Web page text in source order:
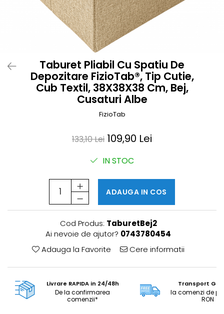
Husa protectie scaun auto
Suporti uscare biberoane
Bile baie copii
Vesela copii
Lampi de veghe
Taburet Pliabil Cu Spatiu De
Depozitare FizioTab®, Tip Cutie,
Cub Textil, 38X38X38 Cm, Bej,
Cusaturi Albe
FizioTab
133,10 Lei 109,90 Lei
IN STOC
ADAUGA IN COS
Cod Produs: TaburetBej2
Ai nevoie de ajutor? 0743780454
Adauga la Favorite
Cere informatii
Livrare RAPIDA in 24/48h
De la confirmarea
comenzii*
Transport
la comenzi de
RON